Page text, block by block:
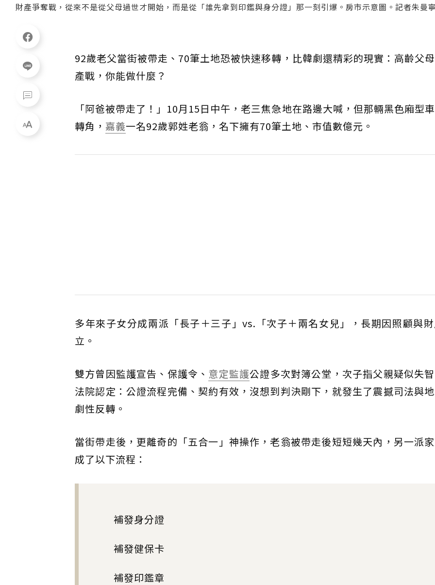
財產爭奪戰，從來不是從父母過世才開始，而是從「誰先拿到印鑑與身分證」那一刻引爆。房市示意圖。記者朱曼
92歲老父當街被帶走、70筆土地恐被快速移轉，比韓劇還精彩的現實：高齡父
產戰，你能做什麼？
「阿爸被帶走了！」10月15日中午，老三焦急地在路邊大喊，但那輛黑色廂型
轉角， 嘉義一名92歲郭姓老翁，名下擁有70筆土地、市值數億元。
多年來子女分成兩派「長子＋三子」vs.「次子＋兩名女兒」，長期因照顧與
立。
雙方曾因監護宣告、保護令、 意定監護公證多次對簿公堂，次子指父親疑似失
法院認定：公證流程完備、契約有效，沒想到判決剛下，就發生了震撼司法與
劇性反轉。
當街帶走後，更離奇的「五合一」神操作，老翁被帶走後短短幾天內，另一派
成了以下流程：
補發身分證
補發健保卡
補發印鑑章